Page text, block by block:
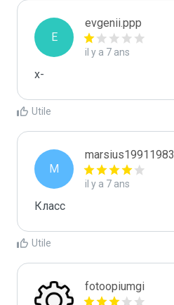
E
evgenii.ppp
il y a 7 ans
х-
Utile
M
marsius19911983
il y a 7 ans
Класс
Utile
fotoopiumgi